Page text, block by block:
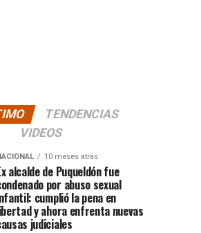
TENDENCIAS
VIDEOS
10 meses atras
alcalde de Puqueldón fue
por abuso sexual
cumplió la pena en
y ahora enfrenta nuevas
judiciales